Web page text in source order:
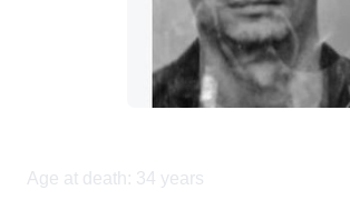
Age at death : 34 years